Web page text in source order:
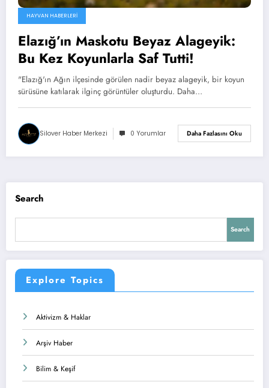
HAYVAN HABERLERI
Elazığ’ın Maskotu Beyaz Alageyik:
Bu Kez Koyunlarla Saf Tutti!
"Elazığ'ın Ağın ilçesinde görülen nadir beyaz alageyik, bir koyun
sürüsüne katılarak ilginç görüntüler oluşturdu. Daha…
Silover Haber Merkezi 0 Yorumlar Daha Fazlasını Oku
Search
Search
Explore Topics
Aktivizm & Haklar
Arşiv Haber
Bilim & Keşif